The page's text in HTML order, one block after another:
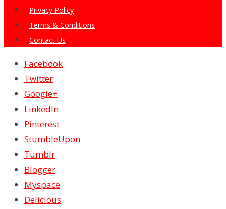
Privacy Policy
Terms & Conditions
Contact Us
Facebook
Twitter
Google+
LinkedIn
Pinterest
StumbleUpon
Tumblr
Blogger
Myspace
Delicious